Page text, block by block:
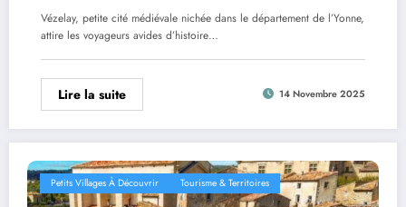
Vézelay, petite cité médiévale nichée dans le département de l’Yonne,
attire les voyageurs avides d’histoire…
Lire la suite 14 Novembre 2025
Petits Villages À Découvrir Tourisme & Territoires